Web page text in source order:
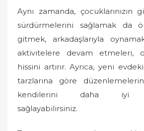
Aynı zamanda, çocuklarınızın
sürdürmelerini sağlamak da
gitmek, arkadaşlarıyla
aktivitelere devam etmeleri,
hissini artırır. Ayrıca, yeni
tarzlarına göre
kendilerini daha iyi
sağlayabilirsiniz.